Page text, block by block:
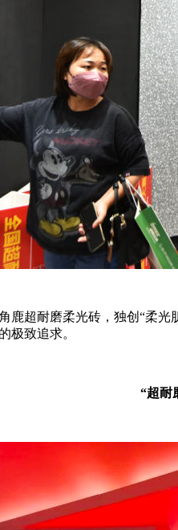
超耐磨柔光砖，独创“柔光
极致追求。
“超耐